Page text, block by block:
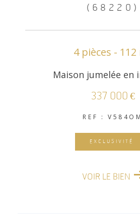
(68220)
4 pièces - 112
Maison jumelée en
337 000 €
REF : V584OM
EXCLUSIVITÉ
VOIR LE BIEN